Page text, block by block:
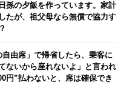
孫の夕飯を作っています。家計
たが、祖父母なら無償で協力す
由席」で帰省したら、乗客に
ないから座れないよ」と言われ
円”払わないと、席は確保でき